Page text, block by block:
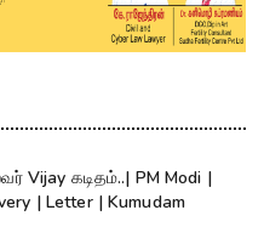
Vijay கடிதம்..| PM Modi |
TVK | BJP | Cauvery | Letter | Kumudam